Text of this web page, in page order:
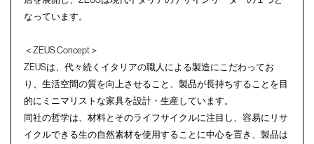
なっています。
＜ZEUS Concept＞
ZEUSは、代々続くイタリアの職人による製造にこだわってお
り、生活空間の質を向上させること、製品が長持ちすることを目
的にミニマリストな家具を設計・生産しています。
同社の哲学は、材料とそのライフサイクルに注目し、容易にリサ
イクルできる生の自然素材を使用することに中心を置き、製品は